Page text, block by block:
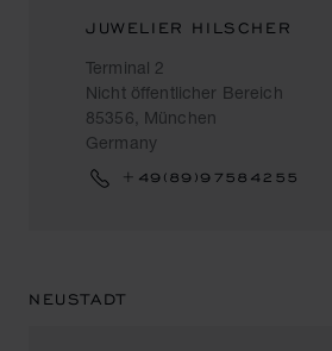
JUWELIER HILSCHER
Terminal 2
Nicht öffentlicher Bereich
85356, München
Germany
+49(89)97584255
NEUSTADT